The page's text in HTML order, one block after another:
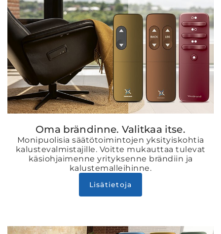
Oma brändinne. Valitkaa itse.
Monipuolisia säätötoimintojen yksityiskohtia
kalustevalmistajille. Voitte mukauttaa tulevat
käsiohjaimenne yrityksenne brändiin ja
kalustemalleihinne.
Lisätietoja